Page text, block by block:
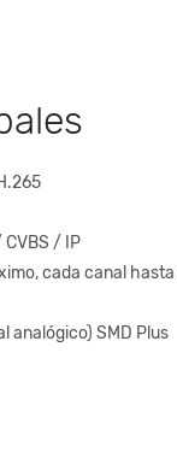
/ IP
cada canal
analógico) SMD Plus